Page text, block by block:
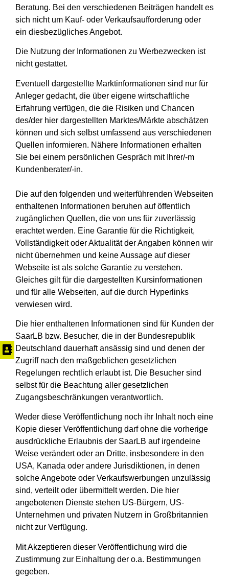
Beratung. Bei den verschiedenen Beiträgen handelt es
sich nicht um Kauf- oder Verkaufsaufforderung oder
ein diesbezügliches Angebot.
Die Nutzung der Informationen zu Werbezwecken ist
nicht gestattet.
Eventuell dargestellte Marktinformationen sind nur für
Anleger gedacht, die über eigene wirtschaftliche
Erfahrung verfügen, die die Risiken und Chancen
des/der hier dargestellten Marktes/Märkte abschätzen
können und sich selbst umfassend aus verschiedenen
Quellen informieren. Nähere Informationen erhalten
Sie bei einem persönlichen Gespräch mit Ihrer/-m
Kundenberater/-in.
Die auf den folgenden und weiterführenden Webseiten
enthaltenen Informationen beruhen auf öffentlich
zugänglichen Quellen, die von uns für zuverlässig
erachtet werden. Eine Garantie für die Richtigkeit,
Vollständigkeit oder Aktualität der Angaben können wir
nicht übernehmen und keine Aussage auf dieser
Webseite ist als solche Garantie zu verstehen.
Gleiches gilt für die dargestellten Kursinformationen
und für alle Webseiten, auf die durch Hyperlinks
verwiesen wird.
Die hier enthaltenen Informationen sind für Kunden der
SaarLB bzw. Besucher, die in der Bundesrepublik
Deutschland dauerhaft ansässig sind und denen der
Zugriff nach den maßgeblichen gesetzlichen
Regelungen rechtlich erlaubt ist. Die Besucher sind
selbst für die Beachtung aller gesetzlichen
Zugangsbeschränkungen verantwortlich.
Weder diese Veröffentlichung noch ihr Inhalt noch eine
Kopie dieser Veröffentlichung darf ohne die vorherige
ausdrückliche Erlaubnis der SaarLB auf irgendeine
Weise verändert oder an Dritte, insbesondere in den
USA, Kanada oder andere Jurisdiktionen, in denen
solche Angebote oder Verkaufswerbungen unzulässig
sind, verteilt oder übermittelt werden. Die hier
angebotenen Dienste stehen US-Bürgern, US-
Unternehmen und privaten Nutzern in Großbritannien
nicht zur Verfügung.
Mit Akzeptieren dieser Veröffentlichung wird die
Zustimmung zur Einhaltung der o.a. Bestimmungen
gegeben.